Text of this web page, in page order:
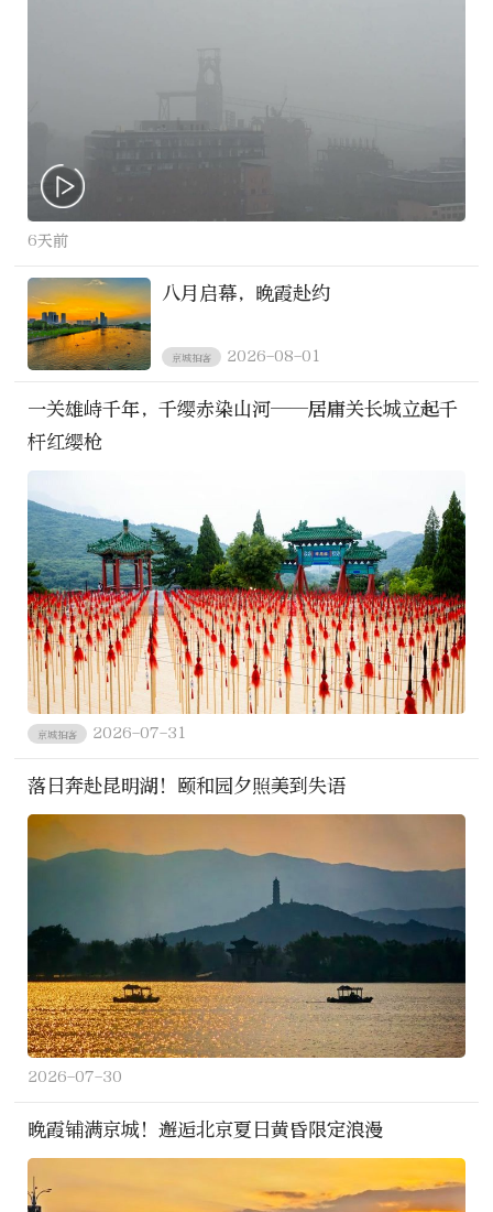
6天前
八月启幕，晚霞赴约
京城拍客 2026-08-01
一关雄峙千年，千缨赤染山河——居庸关长城立起千
杆红缨枪
京城拍客 2026-07-31
落日奔赴昆明湖！颐和园夕照美到失语
2026-07-30
晚霞铺满京城！邂逅北京夏日黄昏限定浪漫